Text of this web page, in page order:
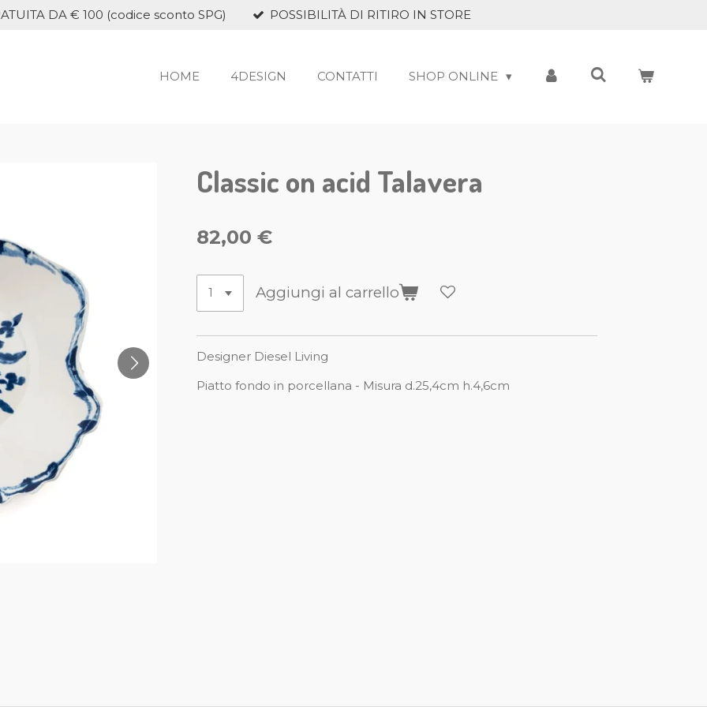
DA € 100 (codice sconto SPG) POSSIBILITÀ DI RITIRO IN STORE
HOME 4DESIGN CONTATTI SHOP ONLINE
Classic on acid Talavera
82,00 €
Aggiungi al carrello
Designer Diesel Living
Piatto fondo in porcellana - Misura d.25,4cm h.4,6cm